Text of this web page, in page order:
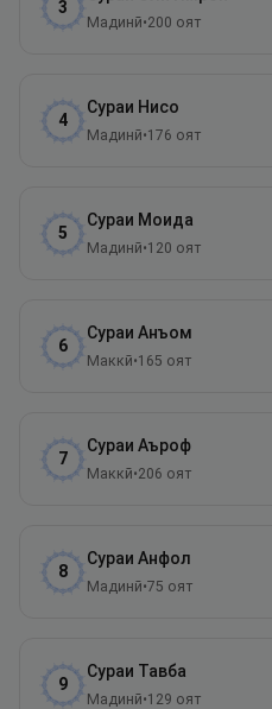
3
Мадинӣ•200 оят
4
Сураи Нисо
Мадинӣ•176 оят
5
Сураи Моида
Мадинӣ•120 оят
6
Сураи Анъом
Маккӣ•165 оят
7
Сураи Аъроф
Маккӣ•206 оят
8
Сураи Анфол
Мадинӣ•75 оят
9
Сураи Тавба
Мадинӣ•129 оят